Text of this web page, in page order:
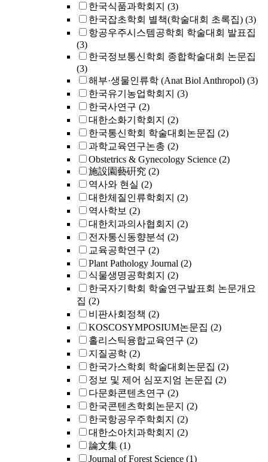
한국식품과학회지 (3)
한국잡초학회 별책(학술대회 초록집) (3)
항공우주시스템공학회 학술대회 발표집
(3)
한국정보통신학회 종합학술대회 논문집
(3)
해부·생물인류학 (Anat Biol Anthropol) (3)
한국유기농업학회지 (3)
한국사연구 (2)
대한소화기학회지 (2)
한국통신학회 학술대회논문집 (2)
과학교육연구논총 (2)
Obstetrics & Gynecology Science (2)
施設園藝硏究 (2)
역사와 현실 (2)
대한체질인류학회지 (2)
역사학보 (2)
대한치과의사협회지 (2)
전자통신동향분석 (2)
교육공학연구 (2)
Plant Pathology Journal (2)
식물생명공학회지 (2)
한국자기학회 학술연구발표회 논문개요
집 (2)
비판사회정책 (2)
KOSCOSYMPOSIUM논문집 (2)
홀리스틱융합교육연구 (2)
지질공학 (2)
한국가스학회 학술대회논문집 (2)
정보 및 제어 심포지엄 논문집 (2)
다문화콘텐츠연구 (2)
한국콘텐츠학회논문지 (2)
한국항공우주학회지 (2)
대한소아치과학회지 (2)
論文集 (1)
Journal of Forest Science (1)